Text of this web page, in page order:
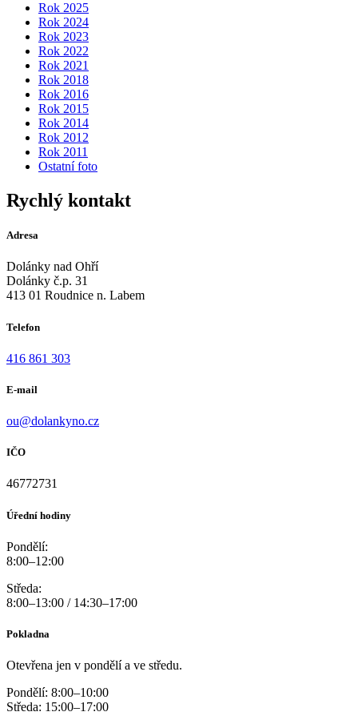
Rok 2025
Rok 2024
Rok 2023
Rok 2022
Rok 2021
Rok 2018
Rok 2016
Rok 2015
Rok 2014
Rok 2012
Rok 2011
Ostatní foto
Rychlý kontakt
Adresa
Dolánky nad Ohří
Dolánky č.p. 31
413 01 Roudnice n. Labem
Telefon
416 861 303
E-mail
ou@dolankyno.cz
IČO
46772731
Úřední hodiny
Pondělí:
8:00–12:00
Středa:
8:00–13:00 / 14:30–17:00
Pokladna
Otevřena jen v pondělí a ve středu.
Pondělí: 8:00–10:00
Středa: 15:00–17:00